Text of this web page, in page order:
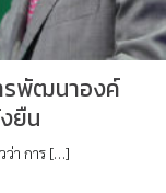
รพัฒนาองค์
ยืน
ว่า การ […]